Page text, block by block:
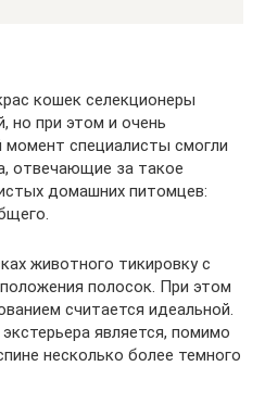
кошек селекционеры
но при этом и очень
момент специалисты смогли
отвечающие за такое
домашних питомцев:
животного тикировку с
полосок. При этом
считается идеальной.
является, помимо
несколько более темного